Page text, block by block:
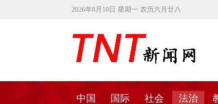
2026年8月10日 星期一 农历六月廿八
中国 国际 社会 法治